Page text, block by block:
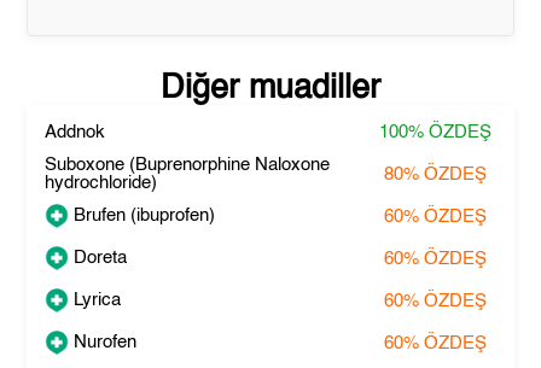
Diğer muadiller
Addnok 100% ÖZDEŞ
Suboxone (Buprenorphine Naloxone
hydrochloride)
80% ÖZDEŞ
Brufen (ibuprofen) 60% ÖZDEŞ
Doreta 60% ÖZDEŞ
Lyrica 60% ÖZDEŞ
Nurofen 60% ÖZDEŞ